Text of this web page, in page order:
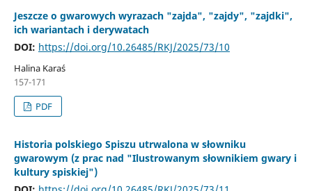
Jeszcze o gwarowych wyrazach "zajda", "zajdy", "zajdki",
ich wariantach i derywatach
DOI: https://doi.org/10.26485/RKJ/2025/73/10
Halina Karaś
157-171
PDF
Historia polskiego Spiszu utrwalona w słowniku
gwarowym (z prac nad "Ilustrowanym słownikiem gwary i
kultury spiskiej")